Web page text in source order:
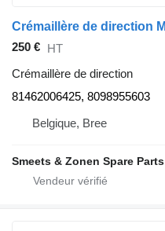
250 € HT
Crémaillère de direction
81462006425, 8098955603
Belgique, Bree
Smeets & Zonen Spare Parts